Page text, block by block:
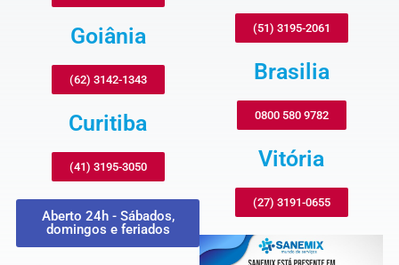
Goiânia
(62) 3142-1343
Curitiba
(41) 3195-3050
Aberto 24h - Sábados,
domingos e feriados
(51) 3195-2061
Brasilia
0800 580 9782
Vitória
(27) 3191-0655